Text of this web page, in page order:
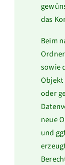
das
Beim
sowie
oder
neue
und